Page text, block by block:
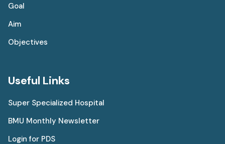
Goal
Aim
Objectives
Useful Links
Super Specialized Hospital
BMU Monthly Newsletter
Login for PDS